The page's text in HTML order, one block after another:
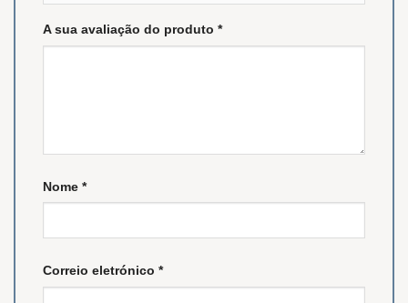
A sua avaliação do produto *
Nome *
Correio eletrónico *